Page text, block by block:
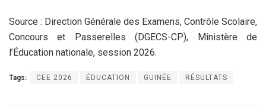
Source : Direction Générale des Examens, Contrôle Scolaire,
Concours et Passerelles (DGECS-CP), Ministère de
l’Éducation nationale, session 2026.
Tags: CEE 2026 ÉDUCATION GUINÉE RÉSULTATS